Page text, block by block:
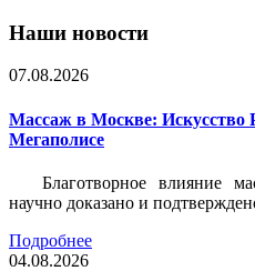
Наши новости
07.08.2026
Массаж в Москве: Искусство
Мегаполисе
Благотворное влияние
научно доказано и
Подробнее
04.08.2026